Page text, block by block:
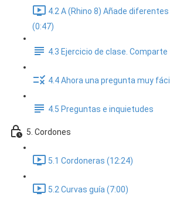
4.2 A (Rhino 8) Añade
(0:47)
4.3 Ejercicio de clase.
4.4 Ahora una pregunta muy fácil
4.5 Preguntas e inquietudes
5. Cordones
5.1 Cordoneras (12:24)
5.2 Curvas guía (7:00)